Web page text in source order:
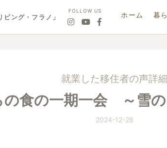
ング・フラノ」
FOLLOW US ホーム 暮
就業した移住者の声詳細
の食の一期一会 ～雪の
2024-12-28